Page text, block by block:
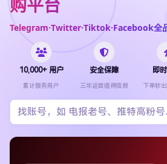
购平台
Telegram·Twitter·Tiktok·Facebook全
10,000+ 用户
累计服务用户
安全保障
三年运营值得信赖
即
下单秒